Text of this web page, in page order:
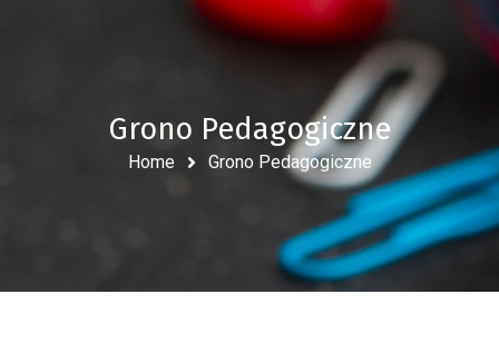
Grono Pedagogiczne
Home Grono Pedagogiczne